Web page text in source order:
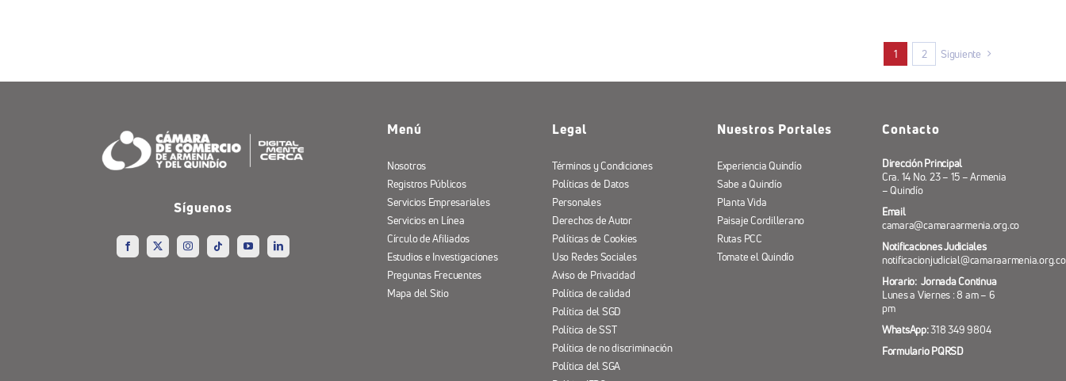
1 2 Siguiente
Síguenos
Menú
Nosotros
Registros Públicos
Servicios Empresariales
Servicios en Línea
Círculo de Afiliados
Estudios e Investigaciones
Preguntas Frecuentes
Mapa del Sitio
Legal
Términos y Condiciones
Políticas de Datos
Personales
Derechos de Autor
Políticas de Cookies
Uso Redes Sociales
Aviso de Privacidad
Política de calidad
Política del SGD
Política de SST
Política de no discriminación
Política del SGA
Nuestros Portales
Experiencia Quindío
Sabe a Quindío
Planta Vida
Paisaje Cordillerano
Rutas PCC
Tomate el Quindío
Contacto
Dirección Principal
Cra. 14 No. 23 – 15 – Armenia
– Quindío
Email
camara@camaraarmenia.org.co
Notificaciones Judiciales
notificacionjudicial@camaraarmenia.org.co
Horario: Jornada Continua
Lunes a Viernes : 8 am – 6
pm
WhatsApp:318 349 9804
Formulario PQRSD